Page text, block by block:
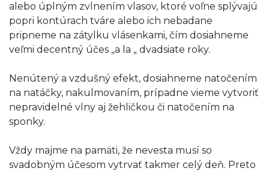
alebo úplným zvlnením vlasov, ktoré voľne splývajú
popri kontúrach tváre alebo ich nebadane
pripneme na zátylku vlásenkami, čím dosiahneme
veľmi decentný účes „a la „ dvadsiate roky.
Nenútený a vzdušný efekt, dosiahneme natočením
na natáčky, nakulmovaním, prípadne vieme vytvoriť
nepravidelné vlny aj žehličkou či natočením na
sponky.
Vždy majme na pamäti, že nevesta musí so
svadobným účesom vytrvať takmer celý deň. Preto